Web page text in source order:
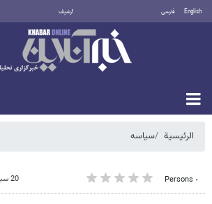
English فارسی أرشيف
الرئيسية سیاسه
٠ Persons 20 سبتمبر 2014 - 15:01